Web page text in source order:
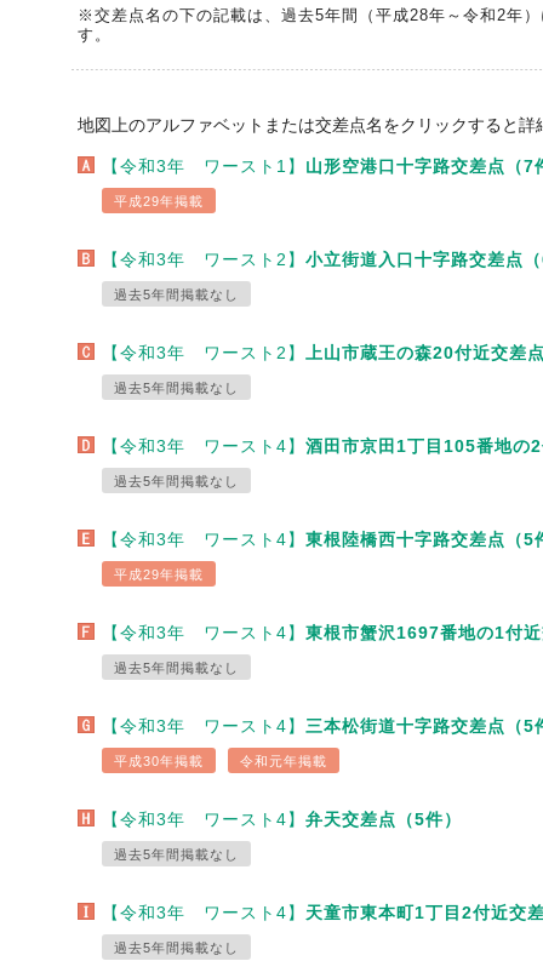
※交差点名の下の記載は、過去5年間（平成28年～令和2年
す。
地図上のアルファベットまたは交差点名をクリックすると
【令和3年 ワースト1】 山形空港口十字路交差点（7
平成29年掲載
【令和3年 ワースト2】 小立街道入口十字路交差点
過去5年間掲載なし
【令和3年 ワースト2】 上山市蔵王の森20付近交差
過去5年間掲載なし
【令和3年 ワースト4】 酒田市京田1丁目105番地の
過去5年間掲載なし
【令和3年 ワースト4】 東根陸橋西十字路交差点（5
平成29年掲載
【令和3年 ワースト4】 東根市蟹沢1697番地の1付
過去5年間掲載なし
【令和3年 ワースト4】 三本松街道十字路交差点（5
平成30年掲載 令和元年掲載
【令和3年 ワースト4】 弁天交差点（5件）
過去5年間掲載なし
【令和3年 ワースト4】 天童市東本町1丁目2付近交
過去5年間掲載なし